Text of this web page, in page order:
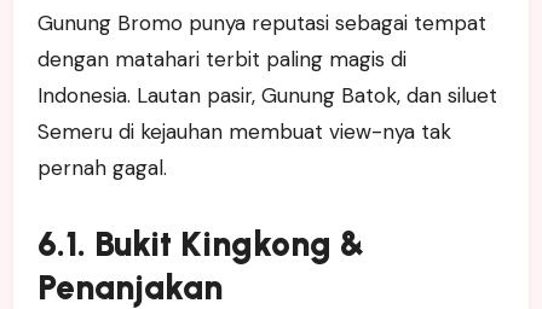
Gunung Bromo punya reputasi sebagai tempat
dengan matahari terbit paling magis di
Indonesia. Lautan pasir, Gunung Batok, dan siluet
Semeru di kejauhan membuat view-nya tak
pernah gagal.
6.1. Bukit Kingkong &
Penanjakan